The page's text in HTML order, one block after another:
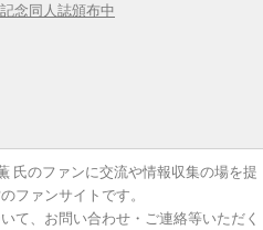
念同人誌頒布中
氏のファンに交流や情報収集の場を提
ファンサイトです。
て、お問い合わせ・ご連絡等いただく